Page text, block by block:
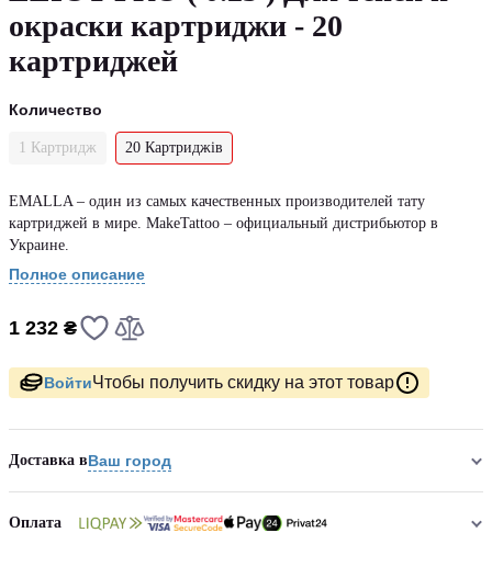
окраски картриджи - 20
картриджей
Количество
1 Картридж 20 Картриджів
EMALLA – один из самых качественных производителей тату
картриджей в мире. MakeTattoo – официальный дистрибьютор в
Украине.
Полное описание
1 232 ₴
ВойтиЧтобы получить скидку на этот товар
Доставка вВаш город
Оплата